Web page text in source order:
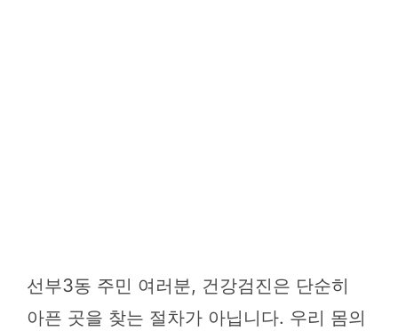
선부3동 주민 여러분, 건강검진은 단순히
아픈 곳을 찾는 절차가 아닙니다. 우리 몸의